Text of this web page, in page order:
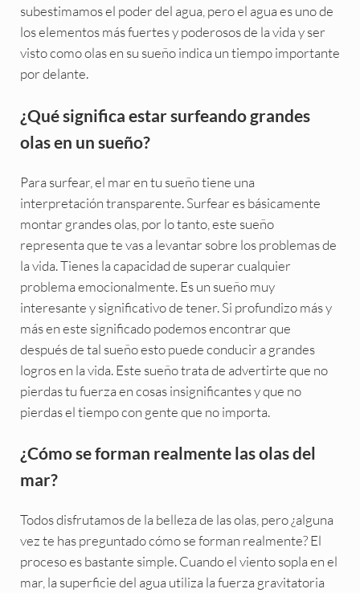
subestimamos el poder del agua, pero el agua es uno de
los elementos más fuertes y poderosos de la vida y ser
visto como olas en su sueño indica un tiempo importante
por delante.
¿Qué significa estar surfeando grandes
olas en un sueño?
Para surfear, el mar en tu sueño tiene una
interpretación transparente. Surfear es básicamente
montar grandes olas, por lo tanto, este sueño
representa que te vas a levantar sobre los problemas de
la vida. Tienes la capacidad de superar cualquier
problema emocionalmente. Es un sueño muy
interesante y significativo de tener. Si profundizo más y
más en este significado podemos encontrar que
después de tal sueño esto puede conducir a grandes
logros en la vida. Este sueño trata de advertirte que no
pierdas tu fuerza en cosas insignificantes y que no
pierdas el tiempo con gente que no importa.
¿Cómo se forman realmente las olas del
mar?
Todos disfrutamos de la belleza de las olas, pero ¿alguna
vez te has preguntado cómo se forman realmente? El
proceso es bastante simple. Cuando el viento sopla en el
mar, la superficie del agua utiliza la fuerza gravitatoria